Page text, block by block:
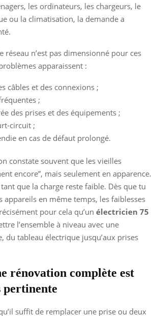
les ordinateurs, les chargeurs, le
ou la climatisation, la demande a
réseau n’est pas dimensionné pour ces
apparaissent :
câbles et des connexions ;
;
des prises et des équipements ;
circuit ;
en cas de défaut prolongé.
constate souvent que les vieilles
encore”, mais seulement en apparence.
que la charge reste faible. Dès que tu
appareils en même temps, les faiblesses
pour cela qu’un électricien 75
l’ensemble à niveau avec une
du tableau électrique jusqu’aux prises
rénovation complète est
pertinente
suffit de remplacer une prise ou deux